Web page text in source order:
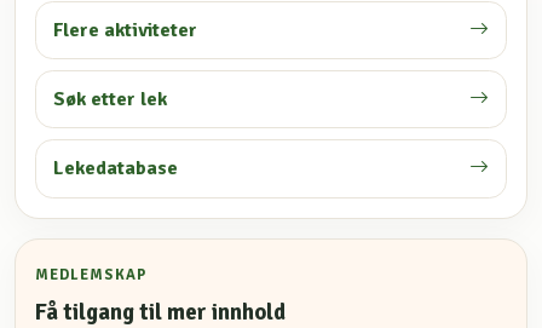
Flere aktiviteter
Søk etter lek
Lekedatabase
MEDLEMSKAP
Få tilgang til mer innhold